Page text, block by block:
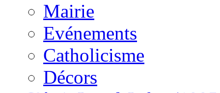
Mairie
Evénements
Catholicisme
Décors